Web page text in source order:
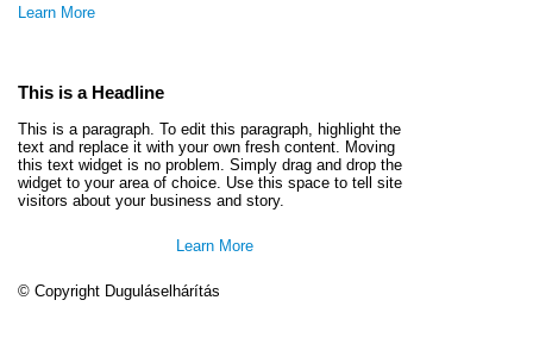
Learn More
This is a Headline
This is a paragraph. To edit this paragraph, highlight the
text and replace it with your own fresh content. Moving
this text widget is no problem. Simply drag and drop the
widget to your area of choice. Use this space to tell site
visitors about your business and story.
Learn More
© Copyright Duguláselhárítás